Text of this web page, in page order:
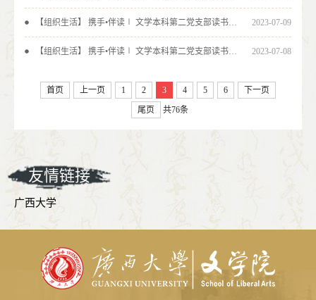
【组织生活】 携手•伴读∣ 文学本科第二党支部读书活动“晒一晒”作品展（三） 2023-07-09
【组织生活】 携手•伴读∣ 文学本科第二党支部读书活动“晒一晒”作品展（二） 2023-07-08
首页 上一页 1 2 3 4 5 6
下一页
尾页
共76条
友情链接
广西大学